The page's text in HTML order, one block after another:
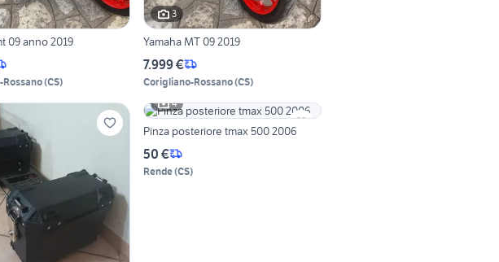
09 anno 2019
(CS)
3
Yamaha MT 09 2019
7.999 €
Corigliano-Rossano(CS)
4
Pinza posteriore tmax 500 2006
50 €
Rende(CS)